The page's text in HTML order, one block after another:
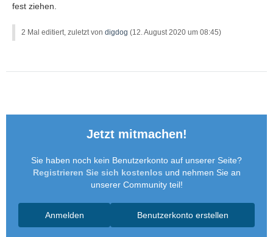
fest ziehen.
2 Mal editiert, zuletzt von digdog (12. August 2020 um 08:45)
Jetzt mitmachen!
Sie haben noch kein Benutzerkonto auf unserer Seite?
Registrieren Sie sich kostenlos und nehmen Sie an
unserer Community teil!
Benutzerkonto erstellen
Anmelden